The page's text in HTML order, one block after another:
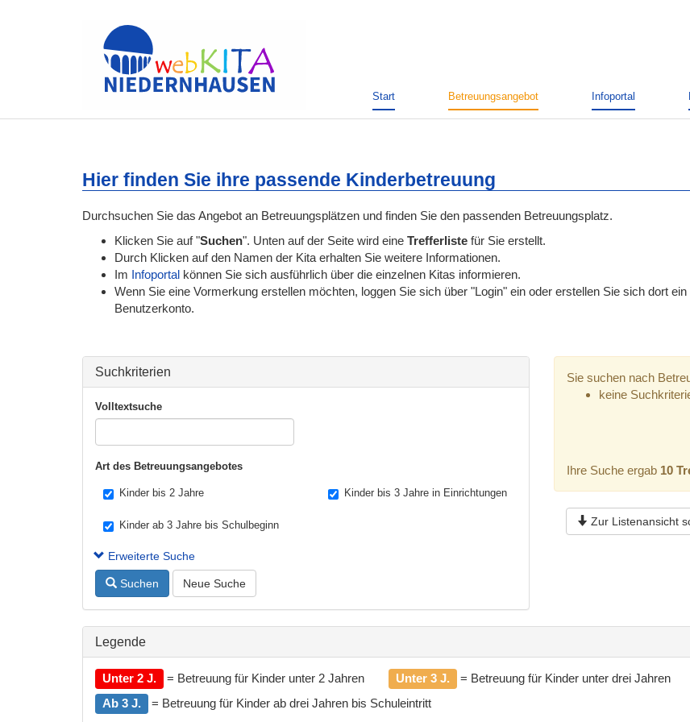
Start Betreuungsangebot Infoportal
Hier finden Sie ihre passende Kinderbetreuung
Durchsuchen Sie das Angebot an Betreuungsplätzen und finden Sie den passenden Betreuungsplatz.
Klicken Sie auf "Suchen". Unten auf der Seite wird eine Trefferliste für Sie erstellt.
Durch Klicken auf den Namen der Kita erhalten Sie weitere Informationen.
Im Infoportal können Sie sich ausführlich über die einzelnen Kitas informieren.
Wenn Sie eine Vormerkung erstellen möchten, loggen Sie sich über "Login" ein oder erstellen Sie sich dort ein
Benutzerkonto.
Suchkriterien
Volltextsuche
Art des Betreuungsangebotes
Kinder bis 2 Jahre Kinder bis 3 Jahre in Einrichtungen
Kinder ab 3 Jahre bis Schulbeginn
Erweiterte Suche
Suchen Neue Suche
Sie suchen nach
keine
Ihre Suche ergab 10
Zur Listenansicht
Legende
Unter 2 J. = Betreuung für Kinder unter 2 Jahren Unter 3 J.
= Betreuung für Kinder unter drei Jahren
Ab 3 J.
= Betreuung für Kinder ab drei Jahren bis Schuleintritt